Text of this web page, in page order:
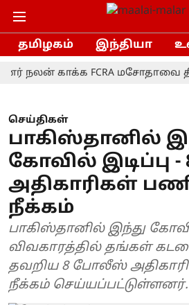
தமிழகம் இந்தியா
காக்க FCRA மசோதாவை
செய்திகள்
பாகிஸ்தானில்
கோவில் இடிப்பு
அதிகாரிகள்
நீக்கம்
பாகிஸ்தானில் இந்து
விவகாரத்தில் தங்கள்
தவறிய 8 போலீஸ்
நீக்கம் செய்யப்பட்டுள்ளனர்.